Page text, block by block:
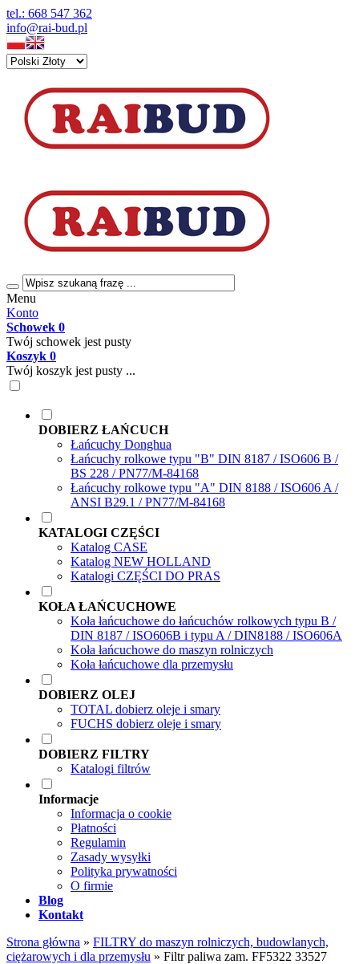
tel.: 668 547 362
info@rai-bud.pl
Menu
Konto
Schowek 0
Twój schowek jest pusty
Koszyk 0
Twój koszyk jest pusty ...
DOBIERZ ŁAŃCUCH
Łańcuchy Donghua
Łańcuchy rolkowe typu "B" DIN 8187 / ISO606 B /
BS 228 / PN77/M-84168
Łańcuchy rolkowe typu "A" DIN 8188 / ISO606 A /
ANSI B29.1 / PN77/M-84168
KATALOGI CZĘŚCI
Katalog CASE
Katalog NEW HOLLAND
Katalogi CZĘŚCI DO PRAS
KOŁA ŁAŃCUCHOWE
Koła łańcuchowe do łańcuchów rolkowych typu B /
DIN 8187 / ISO606B i typu A / DIN8188 / ISO606A
Koła łańcuchowe do maszyn rolniczych
Koła łańcuchowe dla przemysłu
DOBIERZ OLEJ
TOTAL dobierz oleje i smary
FUCHS dobierz oleje i smary
DOBIERZ FILTRY
Katalogi filtrów
Informacje
Informacja o cookie
Płatności
Regulamin
Zasady wysyłki
Polityka prywatności
O firmie
Blog
Kontakt
Strona główna » FILTRY do maszyn rolniczych, budowlanych,
ciężarowych i dla przemysłu » Filtr paliwa zam. FF5322 33527